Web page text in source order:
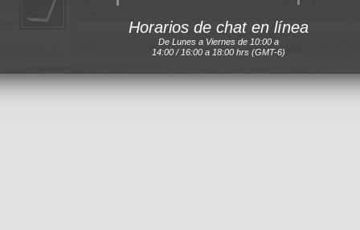
Horarios de chat en línea
De Lunes a Viernes de 10:00 a
14:00 / 16:00 a 18:00 hrs (GMT-6)